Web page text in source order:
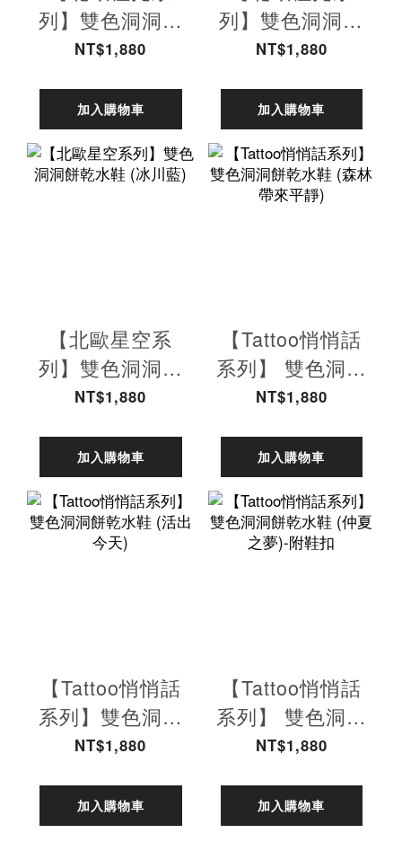
列】雙色洞洞餅
乾水鞋 (海峽藍)-
NT$1,880
加入購物車
列】雙色洞洞餅
乾水鞋 (奶蓋海
NT$1,880
加入購物車
【北歐星空系
列】雙色洞洞餅
乾水鞋 (冰川藍)
NT$1,880
加入購物車
【Tattoo悄悄話
系列】 雙色洞洞
餅乾水鞋 (森林
NT$1,880
加入購物車
【Tattoo悄悄話
系列】雙色洞洞
餅乾水鞋 (活出
NT$1,880
加入購物車
【Tattoo悄悄話
系列】 雙色洞洞
餅乾水鞋 (仲夏
NT$1,880
加入購物車